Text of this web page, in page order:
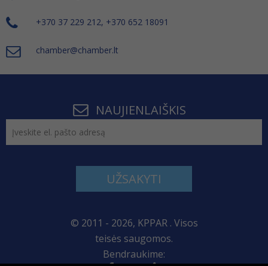
+370 37 229 212, +370 652 18091
chamber@chamber.lt
NAUJIENLAIŠKIS
UŽSAKYTI
© 2011 - 2026, KPPAR . Visos
teisės saugomos.
Bendraukime: